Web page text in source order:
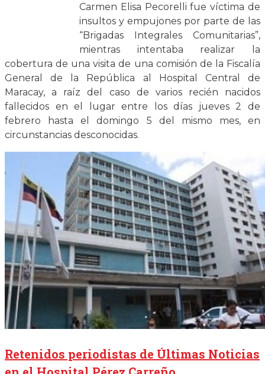
Carmen Elisa Pecorelli fue víctima de
insultos y empujones por parte de las
“Brigadas Integrales Comunitarias”,
mientras intentaba realizar la
cobertura de una visita de una comisión de la Fiscalía
General de la República al Hospital Central de
Maracay, a raíz del caso de varios recién nacidos
fallecidos en el lugar entre los días jueves 2 de
febrero hasta el domingo 5 del mismo mes, en
circunstancias desconocidas.
Retenidos periodistas de Últimas Noticias